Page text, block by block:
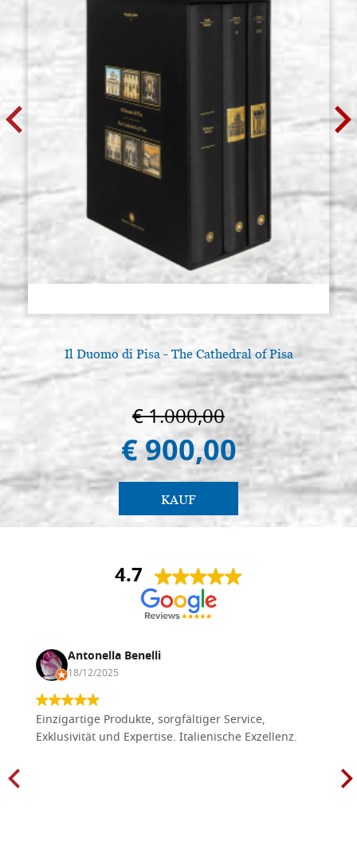
Il Duomo di Pisa - The Cathedral of Pisa
€ 1.000,00
€ 900,00
KAUF
4.7
Antonella Benelli
18/12/2025
Einzigartige Produkte, sorgfältiger Service,
Exklusivität und Expertise. Italienische Exzellenz.